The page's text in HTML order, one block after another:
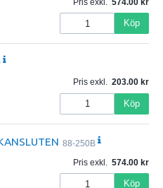
Pris exkl. 574.00
Köp
Pris exkl. 203.00
Köp
88-250B
Pris exkl. 574.00
Köp